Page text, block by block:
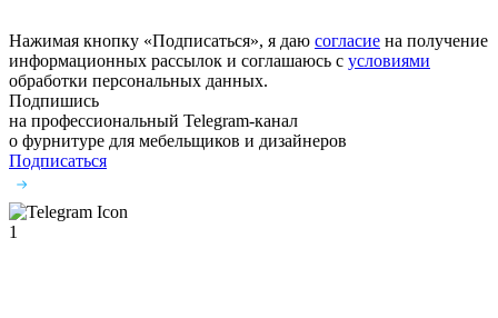
Нажимая кнопку «Подписаться», я даю согласие на получение
информационных рассылок и соглашаюсь с условиями
обработки персональных данных.
Подпишись
на профессиональный Telegram-канал
о фурнитуре для мебельщиков и дизайнеров
Подписаться
1